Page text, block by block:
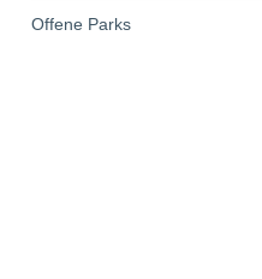
Offene Parks